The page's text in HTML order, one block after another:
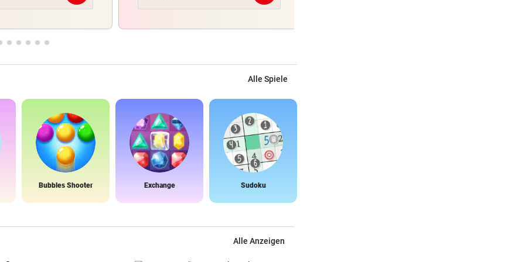
Alle Spiele
Bubbles Shooter Exchange Sudoku
Alle Anzeigen